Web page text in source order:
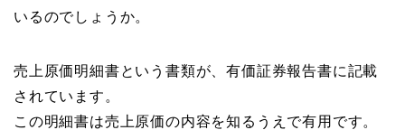
いるのでしょうか。
売上原価明細書という書類が、有価証券報告書に記載
されています。
この明細書は売上原価の内容を知るうえで有用です。